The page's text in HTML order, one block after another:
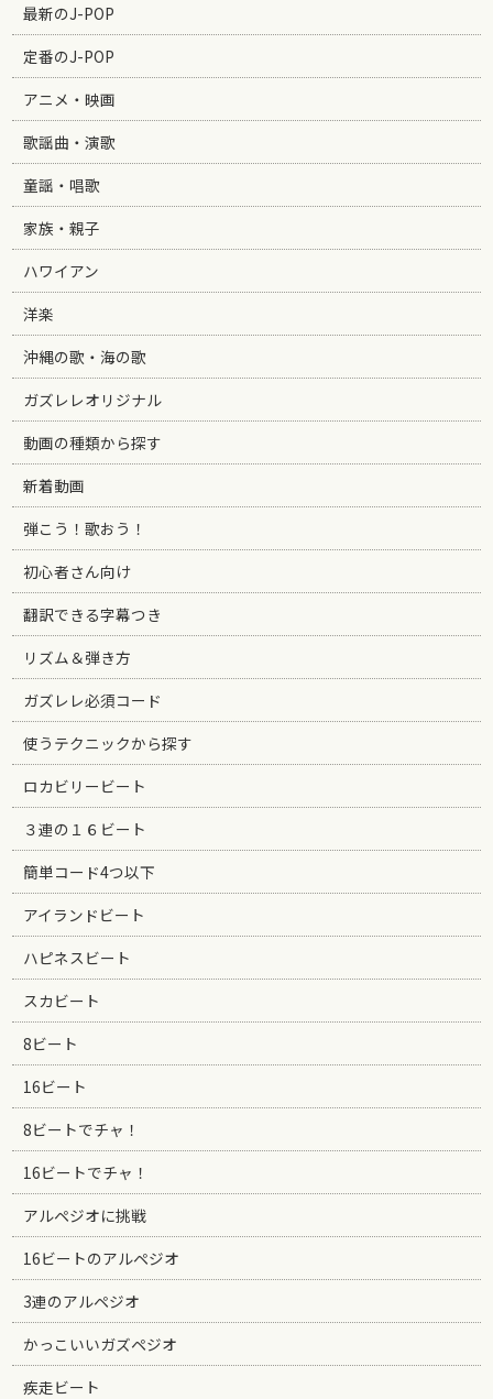
最新のJ-POP
定番のJ-POP
アニメ・映画
歌謡曲・演歌
童謡・唱歌
家族・親子
ハワイアン
洋楽
沖縄の歌・海の歌
ガズレレオリジナル
動画の種類から探す
新着動画
弾こう！歌おう！
初心者さん向け
翻訳できる字幕つき
リズム＆弾き方
ガズレレ必須コード
使うテクニックから探す
ロカビリービート
３連の１６ビート
簡単コード4つ以下
アイランドビート
ハピネスビート
スカビート
8ビート
16ビート
8ビートでチャ！
16ビートでチャ！
アルペジオに挑戦
16ビートのアルペジオ
3連のアルペジオ
かっこいいガズペジオ
疾走ビート